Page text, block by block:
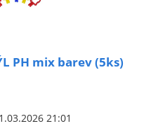
Louny
PH mix barev (5ks)
21:01